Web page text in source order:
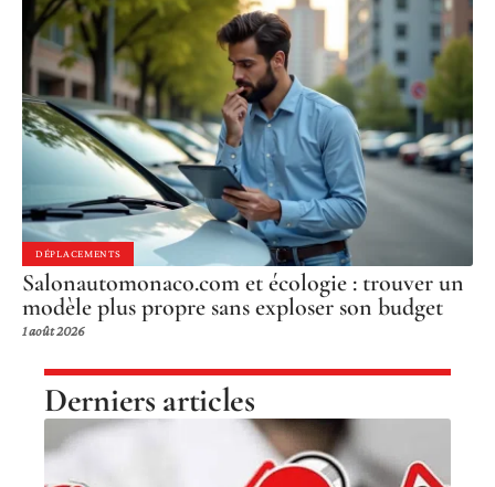
DÉPLACEMENTS
Salonautomonaco.com et écologie : trouver un
modèle plus propre sans exploser son budget
1 août 2026
Derniers articles